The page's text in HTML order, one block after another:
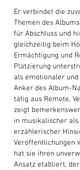
Er verbindet die
Themen des
für Abschluss und
gleichzeitig beim
Ermächtigung und
Platzierung
als emotionaler
Anker des Album-
tätig aus Remote,
zeigt
in musikalischer als
erzählerischer
Veröffentlichungen
hat sie ihren
Ansatz etabliert,